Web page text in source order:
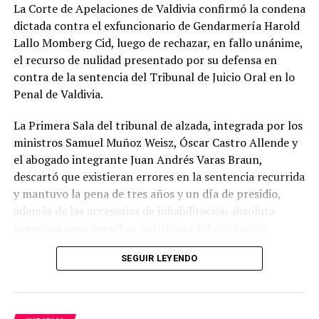
La Corte de Apelaciones de Valdivia confirmó la condena
dictada contra el exfuncionario de Gendarmería Harold
Lallo Momberg Cid, luego de rechazar, en fallo unánime,
el recurso de nulidad presentado por su defensa en
contra de la sentencia del Tribunal de Juicio Oral en lo
Penal de Valdivia.
La Primera Sala del tribunal de alzada, integrada por los
ministros Samuel Muñoz Weisz, Óscar Castro Allende y
el abogado integrante Juan Andrés Varas Braun,
descartó que existieran errores en la sentencia recurrida
y mantuvo la pena de tres años y un día de presidio,
además de las accesorias de inhabilitación absoluta
absoluta para ejercer cargos y oficios públicos durante
el tiempo de la condena.
El exgendarme fue condenado como autor de dos delitos
consumados de apremios ilegítimos, ocurridos el 5 de
SEGUIR LEYENDO